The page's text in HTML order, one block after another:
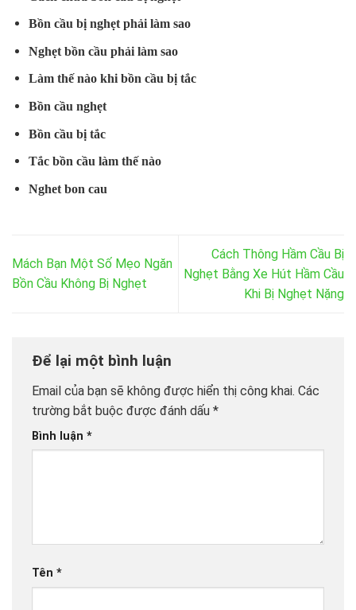
Bồn cầu bị nghẹt phải làm sao
Nghẹt bồn cầu phải làm sao
Làm thế nào khi bồn cầu bị tắc
Bồn cầu nghẹt
Bồn cầu bị tắc
Tắc bồn cầu làm thế nào
Nghet bon cau
Mách Bạn Một Số Mẹo Ngăn
Bồn Cầu Không Bị Nghẹt
Cách Thông Hầm Cầu Bị
Nghẹt Bằng Xe Hút Hầm Cầu
Khi Bị Nghẹt Nặng
Để lại một bình luận
Email của bạn sẽ không được hiển thị công khai. Các
trường bắt buộc được đánh dấu *
Bình luận *
Tên *